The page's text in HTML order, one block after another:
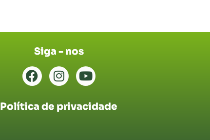
Siga - nos
Política de privacidade